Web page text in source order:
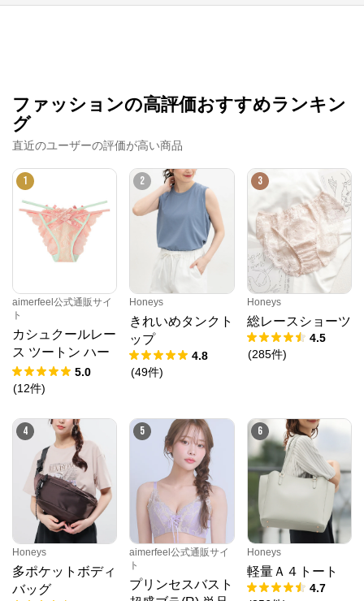
ファッションの高評価おすすめランキン
グ
直近のユーザーの評価が高い商品
1
aimerfeel公式通販サイ
ト
カシュクールレー
ス ツートン ハー
フバックショーツ
5.0
(12件)
2
Honeys
きれいめタンクト
ップ
4.8
(49件)
3
Honeys
総レースショーツ
4.5
(285件)
4
Honeys
多ポケットボディ
バッグ
5
aimerfeel公式通販サイ
ト
プリンセスバスト
6
Honeys
軽量Ａ４トート
4.7